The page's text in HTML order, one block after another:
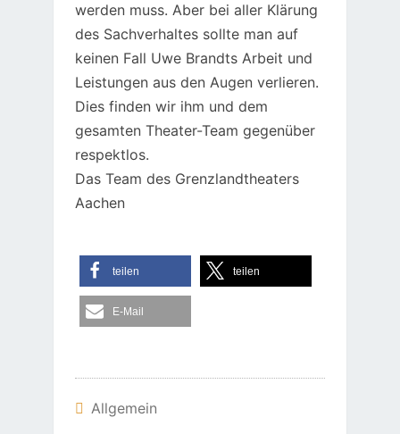
werden muss. Aber bei aller Klärung
des Sachverhaltes sollte man auf
keinen Fall Uwe Brandts Arbeit und
Leistungen aus den Augen verlieren.
Dies finden wir ihm und dem
gesamten Theater-Team gegenüber
respektlos.
Das Team des Grenzlandtheaters
Aachen
teilen teilen
E-Mail
Allgemein